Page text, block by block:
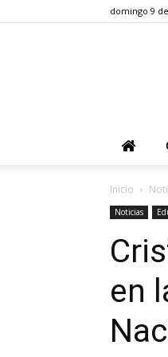
domingo 9
Inicio
Noticias
en